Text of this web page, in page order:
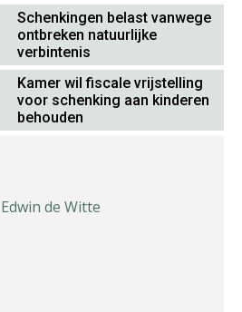
Schenkingen belast vanwege
ontbreken natuurlijke
verbintenis
Kamer wil fiscale vrijstelling
voor schenking aan kinderen
behouden
Pieter Kok
Edwin de Witte